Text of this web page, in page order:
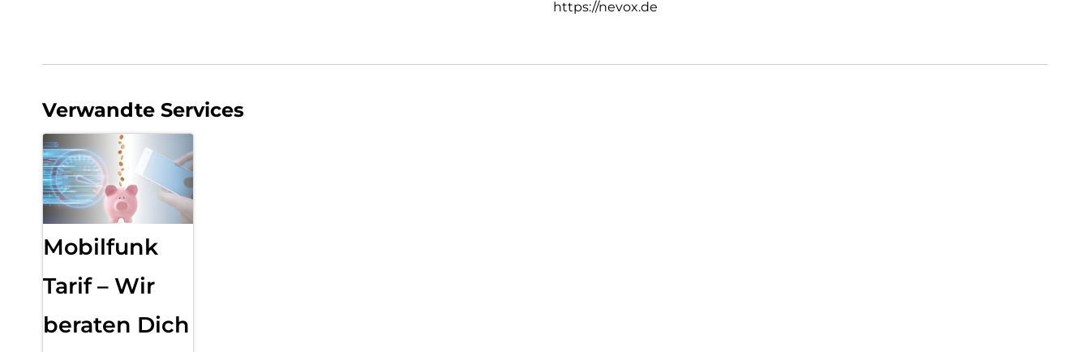
https://nevox.de
Verwandte Services
Mobilfunk
Tarif – Wir
beraten Dich